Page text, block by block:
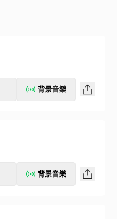
背景音樂
背景音樂